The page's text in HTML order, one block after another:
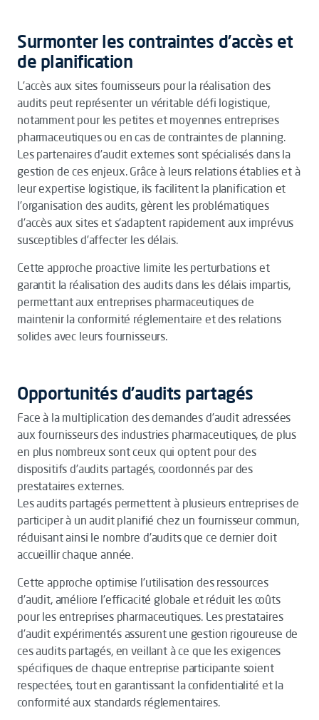
Surmonter les contraintes d’accès et
de planification
L’accès aux sites fournisseurs pour la réalisation des
audits peut représenter un véritable défi logistique,
notamment pour les petites et moyennes entreprises
pharmaceutiques ou en cas de contraintes de planning.
Les partenaires d’audit externes sont spécialisés dans la
gestion de ces enjeux. Grâce à leurs relations établies et à
leur expertise logistique, ils facilitent la planification et
l’organisation des audits, gèrent les problématiques
d’accès aux sites et s’adaptent rapidement aux imprévus
susceptibles d’affecter les délais.
Cette approche proactive limite les perturbations et
garantit la réalisation des audits dans les délais impartis,
permettant aux entreprises pharmaceutiques de
maintenir la conformité réglementaire et des relations
solides avec leurs fournisseurs.
Opportunités d’audits partagés
Face à la multiplication des demandes d’audit adressées
aux fournisseurs des industries pharmaceutiques, de plus
en plus nombreux sont ceux qui optent pour des
dispositifs d’audits partagés, coordonnés par des
prestataires externes.
Les audits partagés permettent à plusieurs entreprises de
participer à un audit planifié chez un fournisseur commun,
réduisant ainsi le nombre d’audits que ce dernier doit
accueillir chaque année.
Cette approche optimise l’utilisation des ressources
d’audit, améliore l’efficacité globale et réduit les coûts
pour les entreprises pharmaceutiques. Les prestataires
d’audit expérimentés assurent une gestion rigoureuse de
ces audits partagés, en veillant à ce que les exigences
spécifiques de chaque entreprise participante soient
respectées, tout en garantissant la confidentialité et la
conformité aux standards réglementaires.